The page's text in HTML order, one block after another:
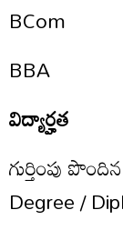
BCom
BBA
విద్యార్హత
గుర్తింపు
Degree /